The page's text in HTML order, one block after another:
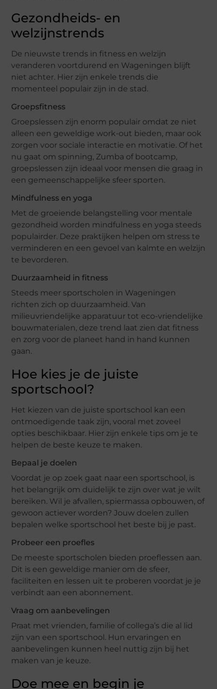
Gezondheids- en
welzijnstrends
De nieuwste trends in fitness en welzijn
veranderen voortdurend en Wageningen blijft
niet achter. Hier zijn enkele trends die
momenteel populair zijn in de stad.
Groepsfitness
Groepslessen zijn enorm populair omdat ze niet
alleen een geweldige work-out bieden, maar ook
zorgen voor sociale interactie en motivatie. Of het
nu gaat om spinning, Zumba of bootcamp,
groepslessen zijn ideaal voor mensen die graag in
een gemeenschappelijke sfeer sporten.
Mindfulness en yoga
Met de groeiende belangstelling voor mentale
gezondheid worden mindfulness en yoga steeds
populairder. Deze praktijken helpen om stress te
verminderen en een gevoel van kalmte en welzijn
te bevorderen.
Duurzaamheid in fitness
Steeds meer sportscholen in Wageningen
richten zich op duurzaamheid. Van
milieuvriendelijke apparatuur tot eco-vriendelijke
bouwmaterialen, deze trend laat zien dat fitness
en zorg voor de planeet hand in hand kunnen
gaan.
Hoe kies je de juiste
sportschool?
Het kiezen van de juiste sportschool kan een
ontmoedigende taak zijn, vooral met zoveel
opties beschikbaar. Hier zijn enkele tips om je te
helpen de beste keuze te maken.
Bepaal je doelen
Voordat je op zoek gaat naar een sportschool, is
het belangrijk om duidelijk te zijn over wat je wilt
bereiken. Wil je afvallen, spiermassa opbouwen, of
gewoon actiever worden? Jouw doelen zullen
bepalen welke sportschool het beste bij je past.
Probeer een proefles
De meeste sportscholen bieden proeflessen aan.
Dit is een geweldige manier om de sfeer,
faciliteiten en lessen uit te proberen voordat je je
verbindt aan een abonnement.
Vraag om aanbevelingen
Praat met vrienden, familie of collega’s die al lid
zijn van een sportschool. Hun ervaringen en
aanbevelingen kunnen heel nuttig zijn bij het
maken van je keuze.
Doe mee en begin je